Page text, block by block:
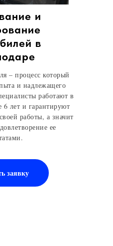
и
в
– процесс который
и надлежащего
работают в
6 лет и гарантируют
работы, а значит
ее
заявку